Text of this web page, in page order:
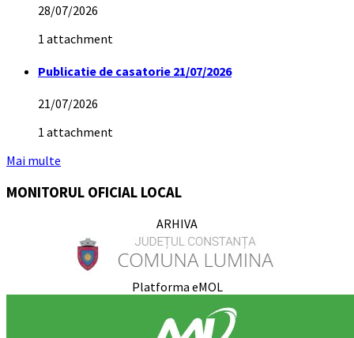
28/07/2026
1 attachment
Publicatie de casatorie 21/07/2026
21/07/2026
1 attachment
Mai multe
MONITORUL OFICIAL LOCAL
ARHIVA
Platforma eMOL